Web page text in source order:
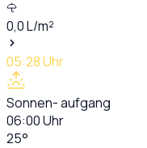
0,0L/m²
05:28Uhr
Sonnen- aufgang
06:00Uhr
25°